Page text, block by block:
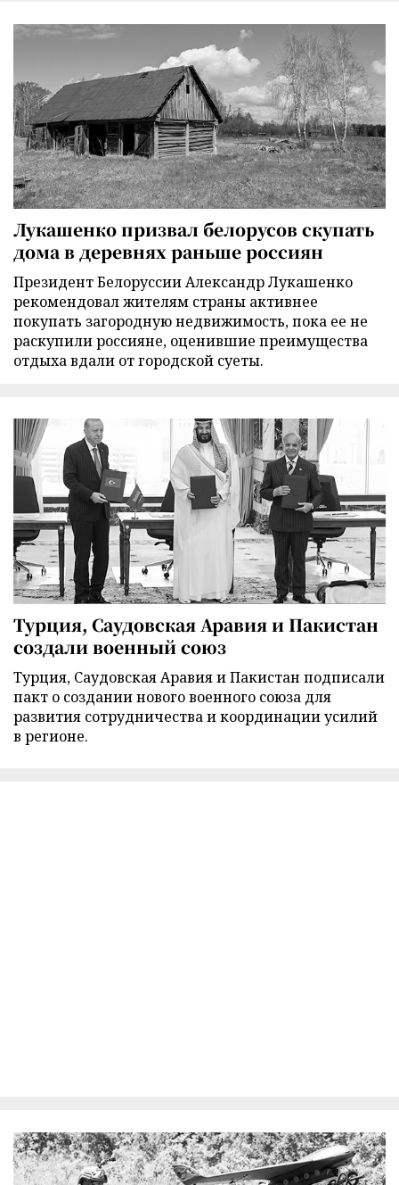
Лукашенко призвал белорусов скупать
дома в деревнях раньше россиян
Президент Белоруссии Александр Лукашенко
рекомендовал жителям страны активнее
покупать загородную недвижимость, пока ее не
раскупили россияне, оценившие преимущества
отдыха вдали от городской суеты.
Турция, Саудовская Аравия и Пакистан
создали военный союз
Турция, Саудовская Аравия и Пакистан подписали
пакт о создании нового военного союза для
развития сотрудничества и координации усилий
в регионе.